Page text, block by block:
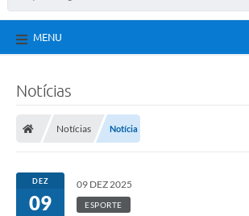
MENU
Notícias
Notícias Notícia
DEZ
09
09 DEZ 2025
ESPORTE